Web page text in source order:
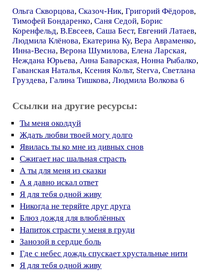
Ольга Скворцова, Сказоч-Ник, Григорий Фёдоров,
Тимофей Бондаренко, Саня Седой, Борис
Коренфельд, В.Евсеев, Саша Бест, Евгений Латаев,
Людмила Клёнова, Екатерина Ку, Вера Авраменко,
Инна-Весна, Верона Шумилова, Елена Ларская,
Неждана Юрьева, Анна Баварская, Нонна Рыбалко,
Гаванская Наталья, Ксения Кольт, Sterva, Светлана
Груздева, Галина Тишкова, Людмила Волкова 6
Ссылки на другие ресурсы:
Ты меня околдуй
Ждать любви твоей могу долго
Явилась ты ко мне из дивных снов
Сжигает нас шальная страсть
А ты для меня из сказки
А я давно искал ответ
Я для тебя одной живу
Никогда не теряйте друг друга
Блюз дождя для влюблённых
Напиток страсти у меня в груди
Занозой в сердце боль
Где с небес дождь спускает хрустальные нити
Я для тебя одной живу